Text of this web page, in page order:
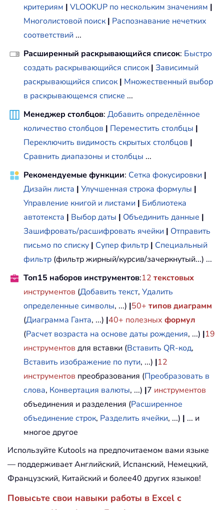
критериям | VLOOKUP по нескольким значениям |
Многолистовой поиск | Распознавание нечетких
соответствий ...
Расширенный раскрывающийся список: Быстро
создать раскрывающийся список | Зависимый
раскрывающийся список | Множественный выбор
в раскрывающемся списке ...
Менеджер столбцов: Добавить определённое
количество столбцов | Переместить столбцы |
Переключить видимость скрытых столбцов |
Сравнить диапазоны и столбцы ...
Рекомендуемые функции: Сетка фокусировки |
Дизайн листа | Улучшенная строка формулы |
Управление книгой и листами | Библиотека
автотекста | Выбор даты | Объединить данные |
Зашифровать/расшифровать ячейки | Отправить
письмо по списку | Супер фильтр | Специальный
фильтр (фильтр жирный/курсив/зачеркнутый...) ...
Топ15 наборов инструментов:12 текстовых
инструментов (Добавить текст, Удалить
определенные символы, ...) |50+ типов диаграмм
(Диаграмма Ганта, ...) |40+ полезных формул
(Расчет возраста на основе даты рождения, ...) |19
инструментов для вставки (Вставить QR-код,
Вставить изображение по пути, ...) |12
инструментов преобразования (Преобразовать в
слова, Конвертация валюты, ...) |7 инструментов
объединения и разделения (Расширенное
объединение строк, Разделить ячейки, ...) | ... и
многое другое
Используйте Kutools на предпочитаемом вами языке
— поддерживает Английский, Испанский, Немецкий,
Французский, Китайский и более40 других языков!
Повысьте свои навыки работы в Excel с